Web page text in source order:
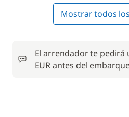
Ropa de cama —
En opción
Mostrar todos
El arrendador te pedirá
EUR antes del